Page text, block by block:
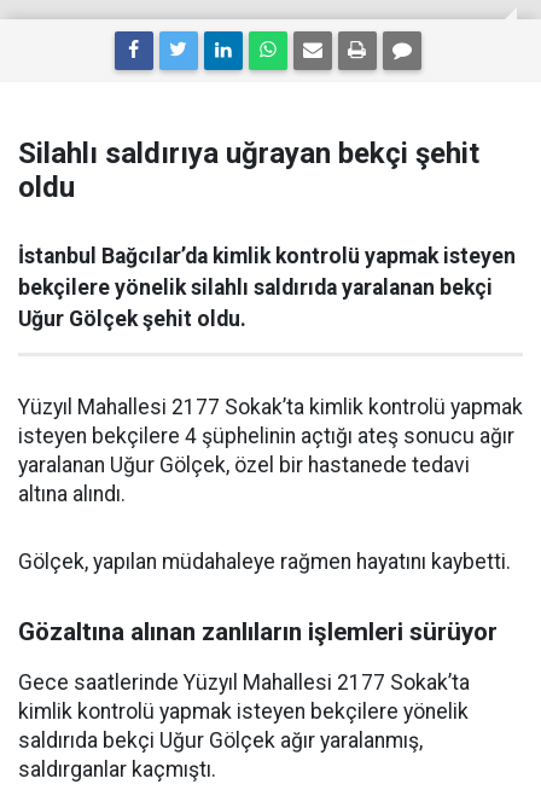
Silahlı saldırıya uğrayan bekçi şehit
oldu
İstanbul Bağcılar’da kimlik kontrolü yapmak isteyen
bekçilere yönelik silahlı saldırıda yaralanan bekçi
Uğur Gölçek şehit oldu.
Yüzyıl Mahallesi 2177 Sokak’ta kimlik kontrolü yapmak
isteyen bekçilere 4 şüphelinin açtığı ateş sonucu ağır
yaralanan Uğur Gölçek, özel bir hastanede tedavi
altına alındı.
Gölçek, yapılan müdahaleye rağmen hayatını kaybetti.
Gözaltına alınan zanlıların işlemleri sürüyor
Gece saatlerinde Yüzyıl Mahallesi 2177 Sokak’ta
kimlik kontrolü yapmak isteyen bekçilere yönelik
saldırıda bekçi Uğur Gölçek ağır yaralanmış,
saldırganlar kaçmıştı.